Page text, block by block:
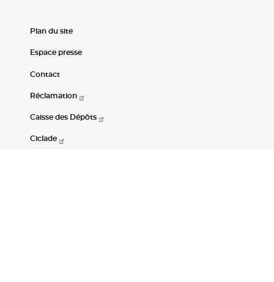
Plan du site
Espace presse
Contact
Réclamation
Caisse des Dépôts
Ciclade